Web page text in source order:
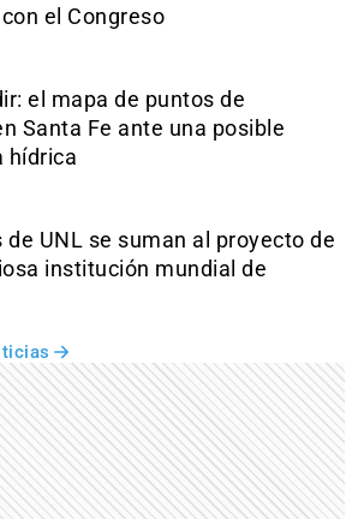
el Congreso
el mapa de puntos de
Santa Fe ante una posible
hídrica
de UNL se suman al proyecto de
institución mundial de